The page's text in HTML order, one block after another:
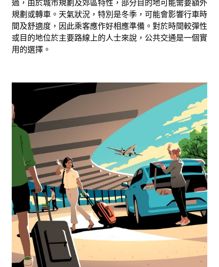
過，由於城市規劃及郊區特性，部分目的地可能需要額外
規劃或轉車。天氣狀況，特別是冬季，可能會影響行車時
間及舒適度，因此乘客應作好相應準備。對於時間較彈性
或目的地位於主要路線上的人士來說，公共交通是一個實
用的選擇。